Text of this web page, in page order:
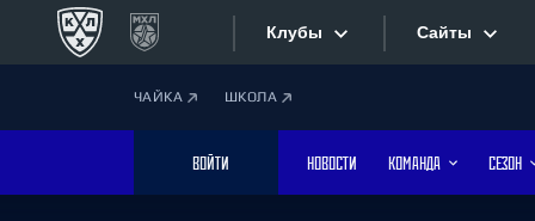
Клубы
Дивизион Боброва
Лада
Сайты
ЧАЙКА ШКОЛА
ВОЙТИ НОВОСТИ КОМАНДА СЕЗОН